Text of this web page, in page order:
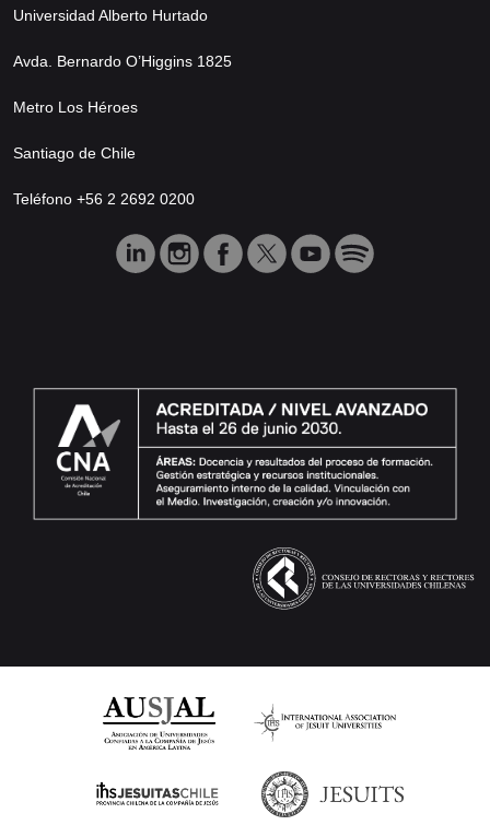
Universidad Alberto Hurtado
Avda. Bernardo O’Higgins 1825
Metro Los Héroes
Santiago de Chile
Teléfono +56 2 2692 0200